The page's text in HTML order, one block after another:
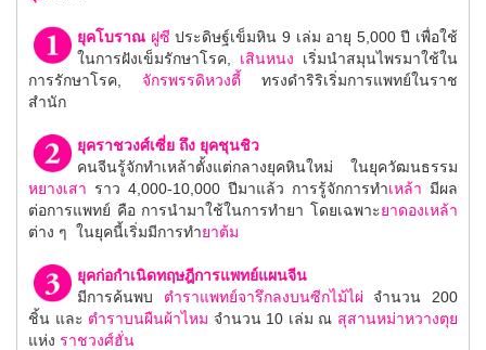
ยุคโบราณ ฝูซี ประดิษฐ์เข็มหิน 9 เล่ม อายุ 5,000 ปี เพื่อใช้
ในการฝังเข็มรักษาโรค, เสินหนง เริ่มนำสมุนไพรมาใช้ใน
การรักษาโรค, จักรพรรดิหวงตี้ ทรงดำริริเริ่มการแพทย์ในราช
สำนัก
ยุคราชวงศ์เซี่ย ถึง ยุคชุนชิว
คนจีนรู้จักทําเหล้าตั้งแต่กลางยุคหินใหม่ ในยุควัฒนธรรม
หยางเสา ราว 4,000-10,000 ปีมาแล้ว การรู้จักการทําเหล้า มีผล
ต่อการแพทย์ คือ การนํามาใช้ในการทํายา โดยเฉพาะยาดองเหล้า
ต่าง ๆ ในยุคนี้เริ่มมีการทํายาต้ม
ยุคก่อกําเนิดทฤษฎีการแพทย์แผนจีน
มีการค้นพบ ตำราแพทย์จารึกลงบนซีกไม้ไผ่ จำนวน 200
ชิ้น และ ตำราบนผืนผ้าไหม จำนวน 10 เล่ม ณ สุสานหม่าหวางตุย
แห่ง ราชวงศ์ฮั่น